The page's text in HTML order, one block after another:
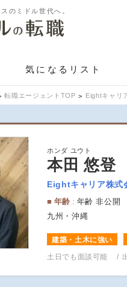
のミドル世代へ。
気になるリスト
転職エージェントTOP Eightキャリ
ホンダ ユウト
本田 悠登
Eightキャリア株式
年齢 年齢 非公開
九州・沖縄
建築・土木に強い
土日でも面談可能